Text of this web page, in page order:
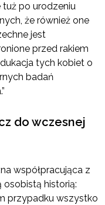
tuż po urodzeniu
że również one
jest
przed rakiem
tych kobiet o
badań
do wczesnej
współpracująca z
osobistą historią:
przypadku wszystko